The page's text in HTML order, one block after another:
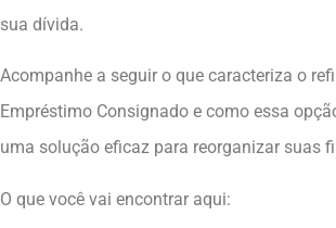
sua dívida.
Acompanhe a seguir o que caracteriza o
Empréstimo Consignado e como essa
uma solução eficaz para reorganizar suas
O que você vai encontrar aqui: